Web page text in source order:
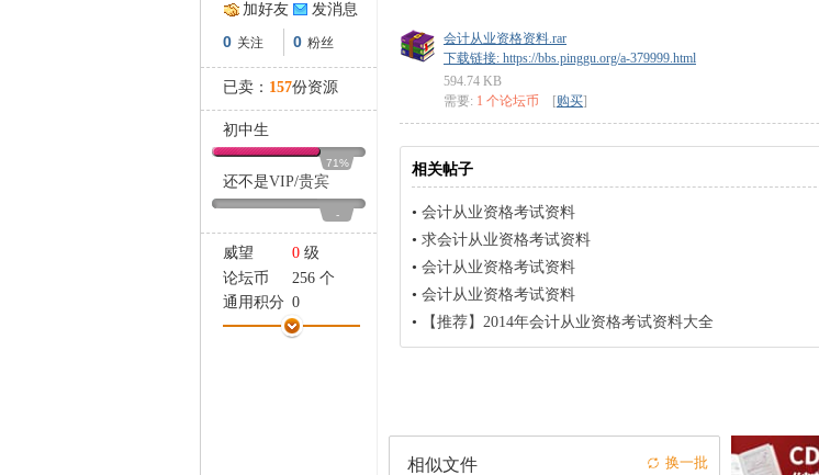
加好友
发消息
0 关注 0 粉丝
已卖： 157份资源
初中生
71%
还不是VIP/贵宾
-
威望 0 级
论坛币
256 个
通用积分 0
学术水平
0 点
会计从业资格资料.rar
下载链接: https://bbs.pinggu.org/a-379999.html
594.74 KB
需要: 1 个论坛币 [购买]
09年9月11日··更新
相关帖子
• 会计从业资格考试资料
• 求会计从业资格考试资料
• 会计从业资格考试资料
• 会计从业资格考试资料
•
【推荐】2014年会计从业资格考试资料大全
相似文件 换一批